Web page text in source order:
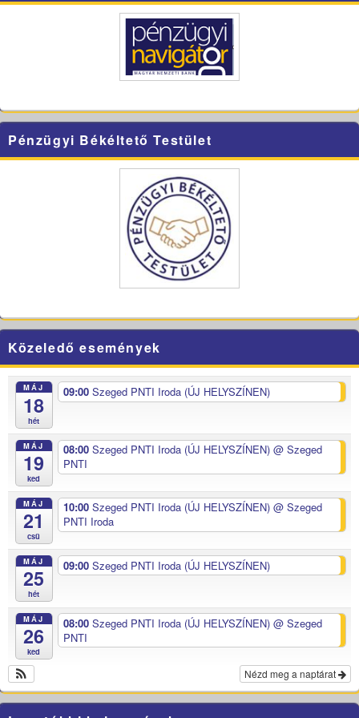
Pénzügyi Békéltető Testület
Közeledő események
MÁJ
18
hét
09:00 Szeged PNTI Iroda (ÚJ HELYSZÍNEN)
MÁJ
19
ked
08:00 Szeged PNTI Iroda (ÚJ HELYSZÍNEN) @ Szeged
PNTI
MÁJ
21
csü
10:00 Szeged PNTI Iroda (ÚJ HELYSZÍNEN) @ Szeged
PNTI Iroda
MÁJ
25
hét
09:00 Szeged PNTI Iroda (ÚJ HELYSZÍNEN)
MÁJ
26
ked
08:00 Szeged PNTI Iroda (ÚJ HELYSZÍNEN) @ Szeged
PNTI
Nézd meg a naptárat